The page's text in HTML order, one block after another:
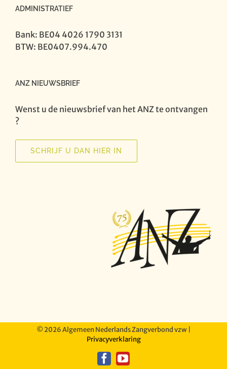
ADMINISTRATIEF
Bank: BE04 4026 1790 3131
BTW: BE0407.994.470
ANZ NIEUWSBRIEF
Wenst u de nieuwsbrief van het ANZ te ontvangen
?
SCHRIJF U DAN HIER IN
©2026 Algemeen Nederlands Zangverbond vzw |
Privacyverklaring
FacebookYouTube